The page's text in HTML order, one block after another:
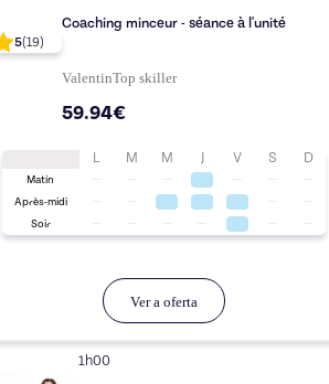
5(19)
Coaching minceur - séance à l'unité
ValentinTop skiller
59.94€
L M M J V S D
Matin
Après-midi
Soir
Ver a oferta
1h00